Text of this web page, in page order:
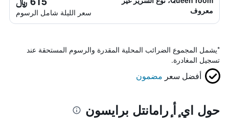
معروف
سعر الليلة شامل الرسوم
*يشمل المجموع الضرائب المحلية المقدرة والرسوم المستحقة عند
تسجيل المغادرة.
أفضل سعر مضمون
حول اي ٕأ ٕرامانتل برايسون